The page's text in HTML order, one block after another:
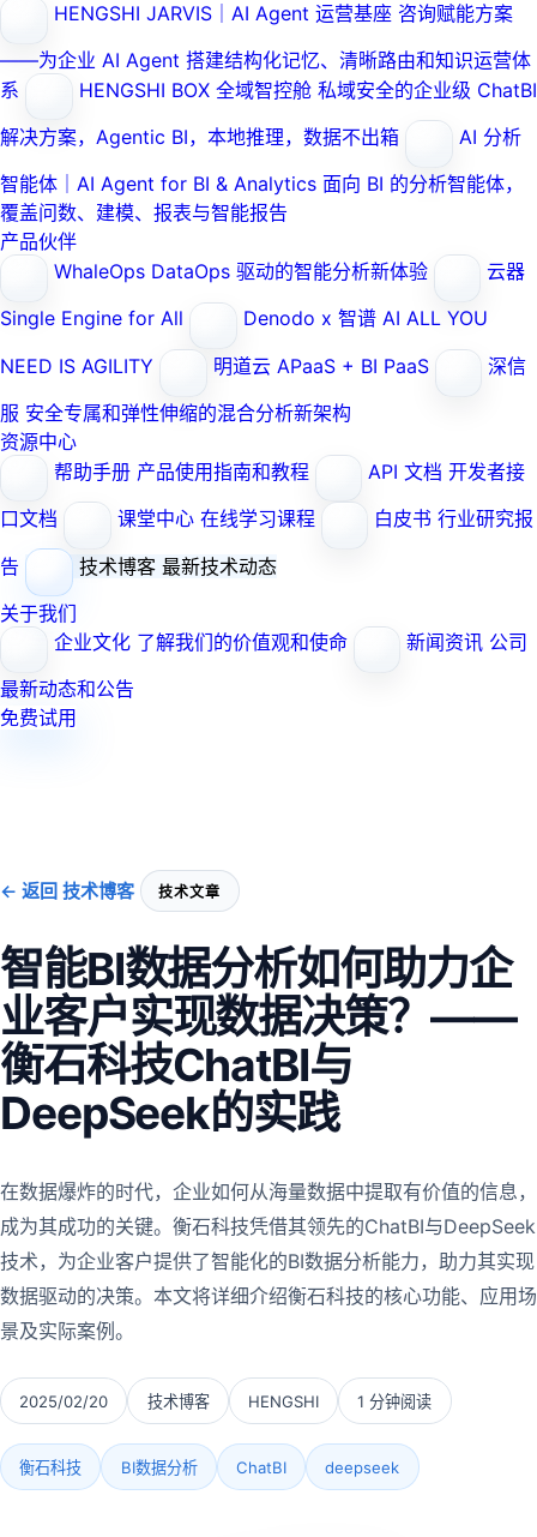
HENGSHI JARVIS｜AI Agent 运营基座 咨询赋能方案
——为企业 AI Agent 搭建结构化记忆、清晰路由和知识运营体
系
HENGSHI BOX 全域智控舱 私域安全的企业级 ChatBI
解决方案，Agentic BI，本地推理，数据不出箱
AI 分析
智能体｜AI Agent for BI & Analytics 面向 BI 的分析智能体，
覆盖问数、建模、报表与智能报告
产品伙伴
WhaleOps DataOps 驱动的智能分析新体验
云器
Single Engine for All
Denodo x 智谱 AI ALL YOU
NEED IS AGILITY
明道云 APaaS + BI PaaS
深信
服 安全专属和弹性伸缩的混合分析新架构
资源中心
帮助手册 产品使用指南和教程 API 文档 开发者接
口文档
课堂中心 在线学习课程 白皮书 行业研究报
告
技术博客 最新技术动态
关于我们
企业文化 了解我们的价值观和使命 新闻资讯 公司
最新动态和公告
免费试用
← 返回 技术博客 技术文章
智能BI数据分析如何助力企
业客户实现数据决策？——
衡石科技ChatBI与
DeepSeek的实践
在数据爆炸的时代，企业如何从海量数据中提取有价值的信息，
成为其成功的关键。衡石科技凭借其领先的ChatBI与DeepSeek
技术，为企业客户提供了智能化的BI数据分析能力，助力其实现
数据驱动的决策。本文将详细介绍衡石科技的核心功能、应用场
景及实际案例。
2025/02/20 技术博客 HENGSHI 1 分钟阅读
衡石科技 BI数据分析 ChatBI deepseek